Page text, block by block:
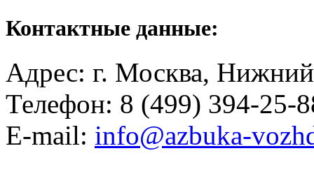
Контактные данные:
Адрес: г. Москва,
Телефон: 8 (499) 394-25-
E-mail: info@azbuka-